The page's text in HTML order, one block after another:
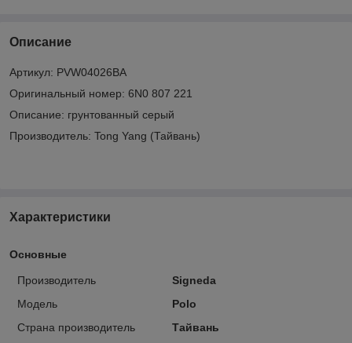
Описание
Артикул: PVW04026BA
Оригинальный номер: 6N0 807 221
Описание: грунтованный серый
Производитель: Tong Yang (Тайвань)
Характеристики
Основные
Производитель
Signeda
Модель
Polo
Страна производитель
Тайвань